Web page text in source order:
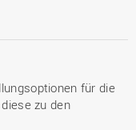
für die
zu den